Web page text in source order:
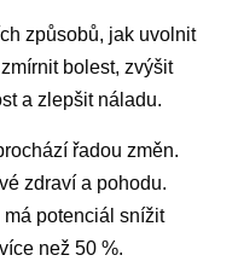
způsobů, jak uvolnit
bolest, zvýšit
a zlepšit náladu.
řadou změn.
zdraví a pohodu.
potenciál snížit
než 50 %.